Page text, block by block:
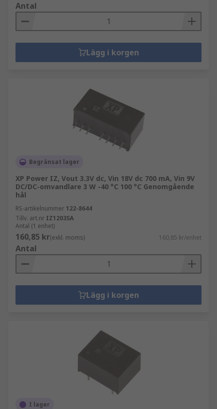
Antal
Lägg i korgen
Begränsat lager
XP Power IZ, Vout 3.3V dc, Vin 18V dc 700 mA, Vin 9V
DC/DC-omvandlare 3 W -40 °C 100 °C Genomgående
hål
RS-artikelnummer 122-8644
Tillv. art.nr IZ1203SA
Antal (1 enhet)
160,85 kr(exkl. moms) 160,85 kr/enhet
Antal
Lägg i korgen
I lager